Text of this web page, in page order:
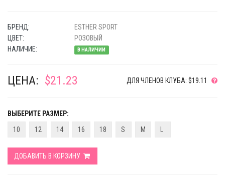
БРЕНД:
ESTHER SPORT
ЦВЕТ:
РОЗОВЫЙ
НАЛИЧИЕ:
В НАЛИЧИИ
ЦЕНА: $21.23 ДЛЯ ЧЛЕНОВ КЛУБА: $19.11
ВЫБЕРИТЕ РАЗМЕР:
10
12 14 16 18 S M
ДОБАВИТЬ В КОРЗИНУ